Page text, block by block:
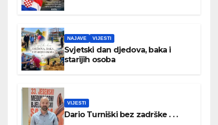
NAJAVE VIJESTI
Svjetski dan djedova, baka i
starijih osoba
VIJESTI
Dario Turniški bez zadrške . . .